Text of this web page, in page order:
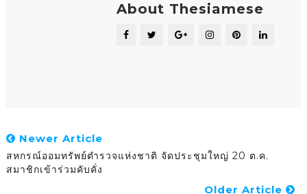
About Thesiamese
Newer Article
สหกรณ์ออมทรัพย์ตำรวจแห่งชาติ จัดประชุมใหญ่ 20 ต.ค.
สมาชิกเข้าร่วมคับคั่ง
Older Article